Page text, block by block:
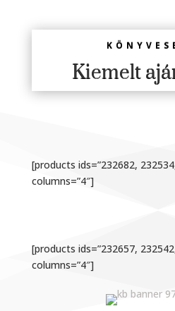
Kiemelt
[products ids=”232682,
columns=”4″]
[products ids=”232657,
columns=”4″]